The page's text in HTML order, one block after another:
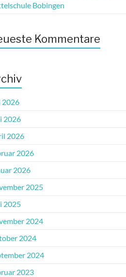
Bobingen
Kommentare
2026
2026
2026
2026
2026
2025
2025
2024
2024
2024
2023